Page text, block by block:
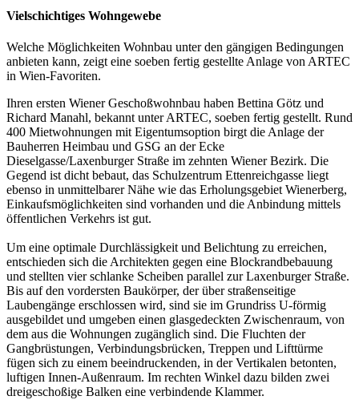
Vielschichtiges Wohngewebe
Welche Möglichkeiten Wohnbau unter den gängigen Bedingungen
anbieten kann, zeigt eine soeben fertig gestellte Anlage von ARTEC
in Wien-Favoriten.
Ihren ersten Wiener Geschoßwohnbau haben Bettina Götz und
Richard Manahl, bekannt unter ARTEC, soeben fertig gestellt. Rund
400 Mietwohnungen mit Eigentumsoption birgt die Anlage der
Bauherren Heimbau und GSG an der Ecke
Dieselgasse/Laxenburger Straße im zehnten Wiener Bezirk. Die
Gegend ist dicht bebaut, das Schulzentrum Ettenreichgasse liegt
ebenso in unmittelbarer Nähe wie das Erholungsgebiet Wienerberg,
Einkaufsmöglichkeiten sind vorhanden und die Anbindung mittels
öffentlichen Verkehrs ist gut.
Um eine optimale Durchlässigkeit und Belichtung zu erreichen,
entschieden sich die Architekten gegen eine Blockrandbebauung
und stellten vier schlanke Scheiben parallel zur Laxenburger Straße.
Bis auf den vordersten Baukörper, der über straßenseitige
Laubengänge erschlossen wird, sind sie im Grundriss U-förmig
ausgebildet und umgeben einen glasgedeckten Zwischenraum, von
dem aus die Wohnungen zugänglich sind. Die Fluchten der
Gangbrüstungen, Verbindungsbrücken, Treppen und Lifttürme
fügen sich zu einem beeindruckenden, in der Vertikalen betonten,
luftigen Innen-Außenraum. Im rechten Winkel dazu bilden zwei
dreigeschoßige Balken eine verbindende Klammer.